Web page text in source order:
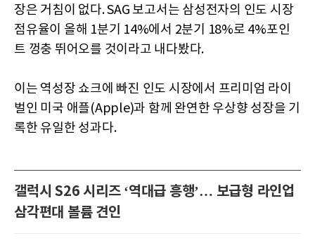
장은 거침이 없다. SAG 보고서는 삼성전자의 인도 시장
점유율이 올해 1분기 14%에서 2분기 18%로 4%포인
트 껑충 뛰어오를 것이라고 내다봤다.
이는 역성장 쇼크에 빠진 인도 시장에서 프리미엄 라이
벌인 미국 애플(Apple)과 함께 완연한 우상향 성장을 기
록한 유일한 성과다.
갤럭시 S26 시리즈 ‘역대급 흥행’… 보급형 라인업
삼각편대 볼륨 견인